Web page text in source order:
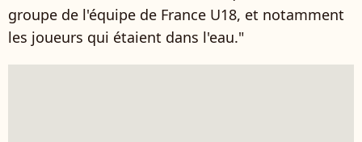
groupe de l'équipe de France U18, et notamment
les joueurs qui étaient dans l'eau."